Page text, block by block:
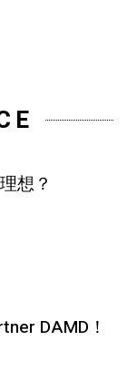
想？
DAMD！